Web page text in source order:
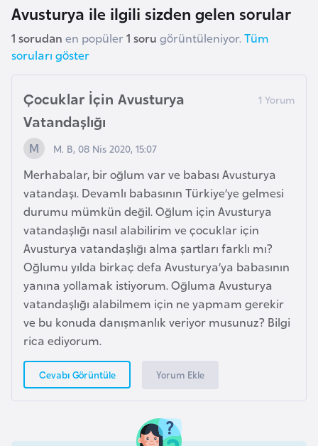
Avusturya ile ilgili sizden gelen sorular
1 sorudan en popüler1 soru görüntüleniyor. Tüm
soruları göster
Çocuklar İçin Avusturya
Vatandaşlığı
M. B, 08 Nis 2020, 15:07
Merhabalar, bir oğlum var ve babası Avusturya
vatandaşı. Devamlı babasının Türkiye’ye gelmesi
durumu mümkün değil. Oğlum için Avusturya
vatandaşlığı nasıl alabilirim ve çocuklar için
Avusturya vatandaşlığı alma şartları farklı mı?
Oğlumu yılda birkaç defa Avusturya’ya babasının
yanına yollamak istiyorum. Oğluma Avusturya
vatandaşlığı alabilmem için ne yapmam gerekir
ve bu konuda danışmanlık veriyor musunuz? Bilgi
rica ediyorum.
Cevabı Görüntüle Yorum Ekle
ş
B
l
a
r
u
s
B
e
l
ç
i
k
a
e